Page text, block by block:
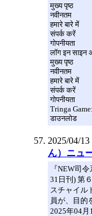
मुख्य पृष्ठ
नवीनतम
हमारे बारे में
संपर्क करें
गोपनीयता
लॉग इन साइन
मुख्य पृष्ठ
नवीनतम
हमारे बारे में
संपर्क करें
गोपनीयता
Tringa
डाउनलोड
2025/04/
ん）ニュ
『NEW司
31日刊) 第
スチャイル
員が、目的
2025年04月